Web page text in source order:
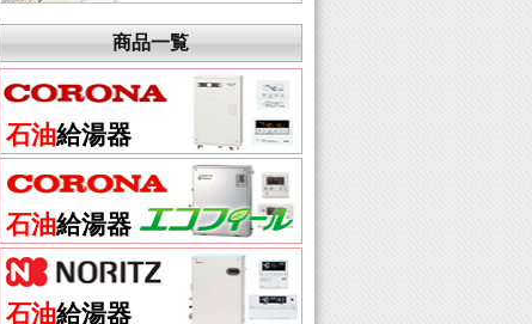
商品一覧
石油給湯器
石油給湯器
石油給湯器